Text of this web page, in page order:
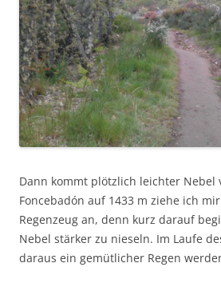
Dann kommt plötzlich leichter Nebel
Foncebadón auf 1433 m ziehe ich
Regenzeug an, denn kurz darauf
Nebel stärker zu nieseln. Im Laufe
daraus ein gemütlicher Regen